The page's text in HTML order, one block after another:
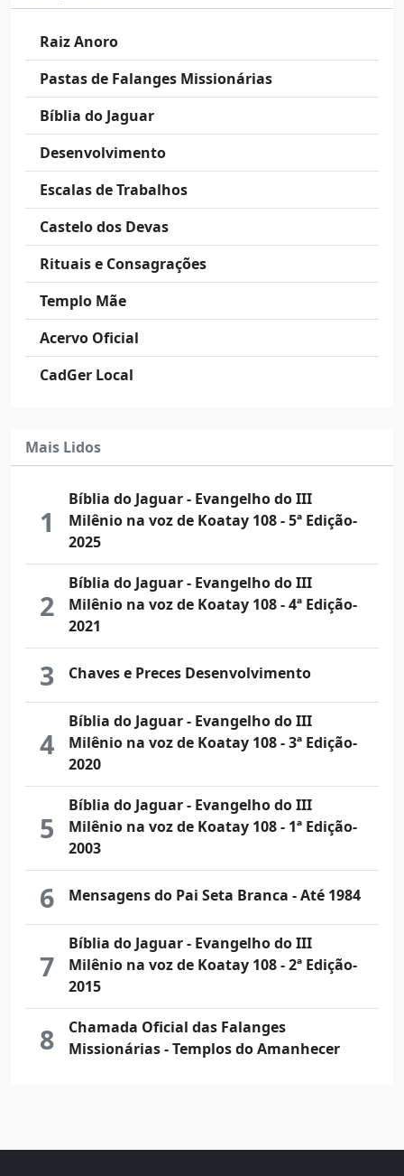
Semana Santa e os Jaguares
ACERVO OFICIAL há 2 anos
Acervo sobre a Semana Santa com orientações de
Tia Neiva, do Trino Ajarã e do Livro de Leis e Chaves
Ritualísticas.Clique aqui para Ler ou fazer downl...
Categorias
Raiz Anoro
Bíblia do Jaguar
Escalas de Trabalhos
Castelo dos Devas
Rituais e Consagrações
Templo Mãe
Acervo Oficial
CadGer Local
Mais Lidos
1
Bíblia do Jaguar - Evangelho do III
Milênio na voz de Koatay 108 - 5ª Edição-
2025
2
Bíblia do Jaguar - Evangelho do III
Milênio na voz de Koatay 108 - 4ª Edição-
2021
3 Chaves e Preces Desenvolvimento
Bíblia do Jaguar - Evangelho do III
5
Milênio na voz de Koatay 108 - 1ª Edição-